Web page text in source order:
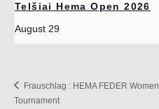
Telšiai Hema Open 2026
August 29
Frauschlag : HEMA FEDER Women
Tournament